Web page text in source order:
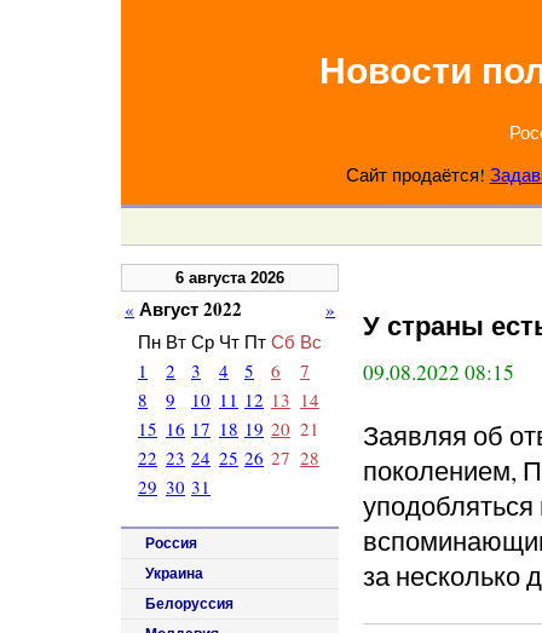
Новости
Сайт продаётся!
У страны
09.08.2022 08:15
Заявляя об
поколением,
за несколько
6 августа 2026
« Август 2022
»
Пн Вт Ср Чт Пт Сб Вс
1
2 3 4 5 6
7
8
9 10 11 12 13 14
15 16 17 18 19 20 21
22 23 24 25 26 27 28
29 30 31
Россия
Украина
Белоруссия